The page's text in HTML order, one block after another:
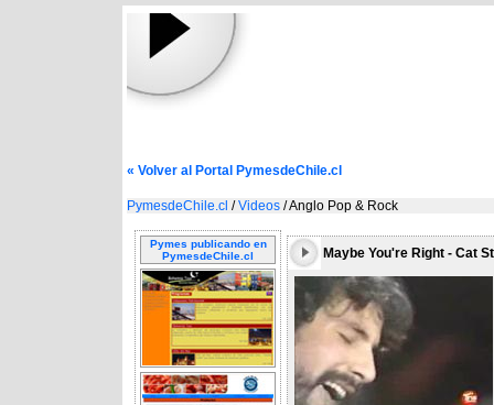
« Volver al Portal PymesdeChile.cl
PymesdeChile.cl /Videos / Anglo Pop & Rock
Pymes publicando en
PymesdeChile.cl
Maybe You're Right - Cat